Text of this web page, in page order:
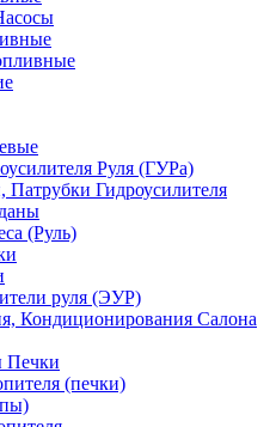
Руля (ГУРа)
Патрубки Гидроусилителя
(Руль)
руля (ЭУР)
Кондиционирования Салона
Печки
(печки)